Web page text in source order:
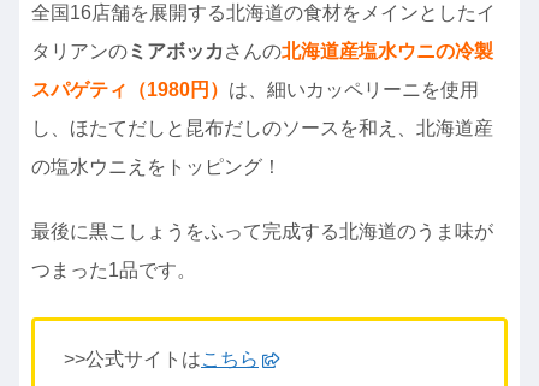
全国16店舗を展開する北海道の食材をメインとしたイ
タリアンのミアボッカ さんの北海道産塩水ウニの冷製
スパゲティ（1980円） は、細いカッペリーニを使用
し、ほたてだしと昆布だしのソースを和え、北海道産
の塩水ウニえをトッピング！
最後に黒こしょうをふって完成する北海道のうま味が
つまった1品です。
>>公式サイトはこちら